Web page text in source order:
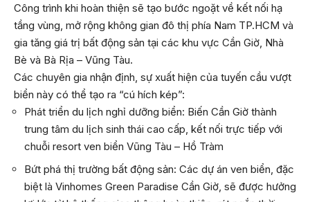
Công trình khi hoàn thiện sẽ tạo bước ngoặt về kết nối hạ
tầng vùng, mở rộng không gian đô thị phía Nam TP.HCM và
gia tăng giá trị bất động sản tại các khu vực Cần Giờ, Nhà
Bè và Bà Rịa – Vũng Tàu.
Các chuyên gia nhận định, sự xuất hiện của tuyến cầu vượt
biển này có thể tạo ra “cú hích kép”:
Phát triển du lịch nghỉ dưỡng biển: Biến Cần Giờ thành
trung tâm du lịch sinh thái cao cấp, kết nối trực tiếp với
chuỗi resort ven biển Vũng Tàu – Hồ Tràm
Bứt phá thị trường bất động sản: Các dự án ven biển, đặc
biệt là Vinhomes Green Paradise Cần Giờ, sẽ được hưởng